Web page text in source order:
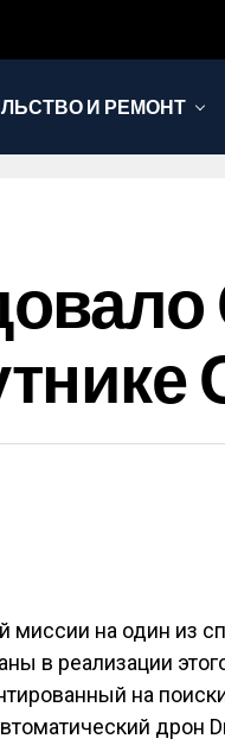
И РЕМОНТ
миссии на один из
в реализации
на
дрон